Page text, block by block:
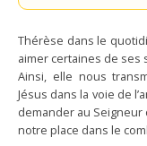
Thérèse dans le
aimer certaines de ses
Ainsi, elle nous
Jésus dans la voie de
demander au
notre place dans le